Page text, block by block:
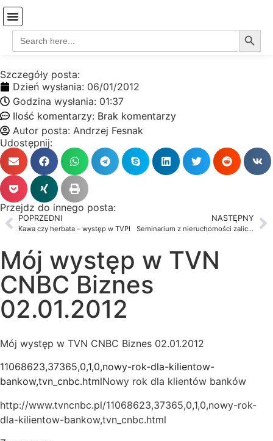
Search
for:
Szczegóły posta:
Dzień wysłania: 06/01/2012
Godzina wysłania: 01:37
Ilość komentarzy: Brak komentarzy
Autor posta: Andrzej Fesnak
Udostępnij:
Przejdz do innego posta:
POPRZEDNI
Kawa czy herbata – występ w TVPI
NASTĘPNY
Seminarium z nieruchomości zalicza obowiązek edukacyjny
Mój występ w TVN
CNBC Biznes
02.01.2012
Mój występ w TVN CNBC Biznes 02.01.2012
11068623,37365,0,1,0,nowy-rok-dla-kilientow-
bankow,tvn_cnbc.htmlNowy rok dla klientów banków
http://www.tvncnbc.pl/11068623,37365,0,1,0,nowy-rok-
dla-kilientow-bankow,tvn_cnbc.html